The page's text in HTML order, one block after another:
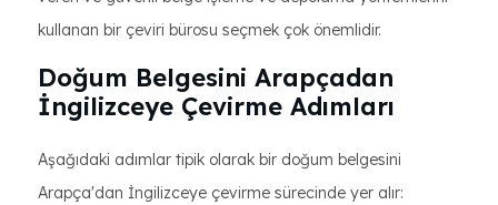
kullanan bir çeviri bürosu seçmek çok önemlidir.
Doğum Belgesini Arapçadan
İngilizceye Çevirme Adımları
Aşağıdaki adımlar tipik olarak bir doğum belgesini
Arapça'dan İngilizceye çevirme sürecinde yer alır: